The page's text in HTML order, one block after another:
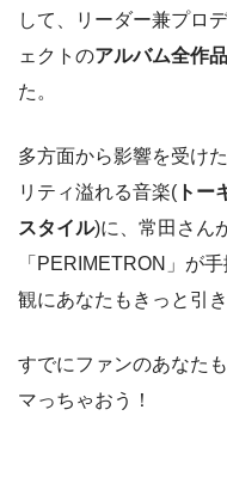
して、リーダー兼プロ
ェクトのアルバム全作
た。
多方面から影響を受け
リティ溢れる音楽( トー
スタイル)に、常田さん
「PERIMETRON」が
観にあなたもきっと引
すでにファンのあなた
マっちゃおう！